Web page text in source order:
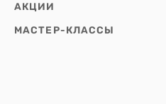
АКЦИИ
МАСТЕР-КЛАССЫ